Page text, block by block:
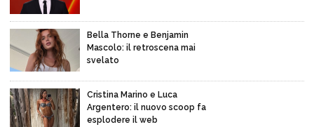
Bella Thorne e Benjamin
Mascolo: il retroscena mai
svelato
Cristina Marino e Luca
Argentero: il nuovo scoop fa
esplodere il web